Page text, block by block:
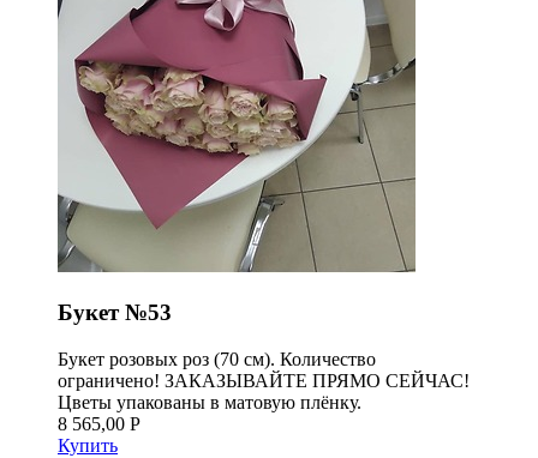
Букет №53
Букет розовых роз (70 см). Количество
ограничено! ЗАКАЗЫВАЙТЕ ПРЯМО СЕЙЧАС!
Цветы упакованы в матовую плёнку.
8 565,00 Р
Купить